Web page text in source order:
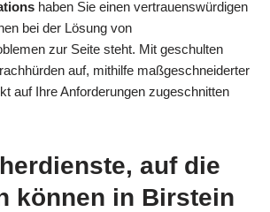
haben Sie einen vertrauenswürdigen
bei der Lösung von
zur Seite steht. Mit geschulten
auf, mithilfe maßgeschneiderter
auf Ihre Anforderungen zugeschnitten
auf die
können in Birstein